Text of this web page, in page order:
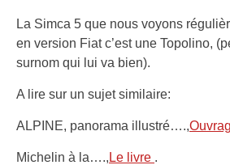
La Simca 5 que nous voyons
en version Fiat c’est une Topolino,
surnom qui lui va bien).
A lire sur un sujet similaire:
ALPINE, panorama illustré….,
Michelin à la…., Le livre .